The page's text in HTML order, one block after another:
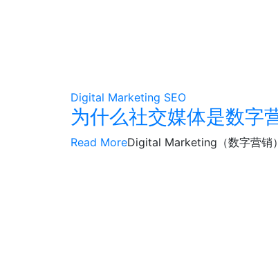
Digital Marketing SEO
为什么社交媒体是数字
Digital Marketing（数字营销
Read More